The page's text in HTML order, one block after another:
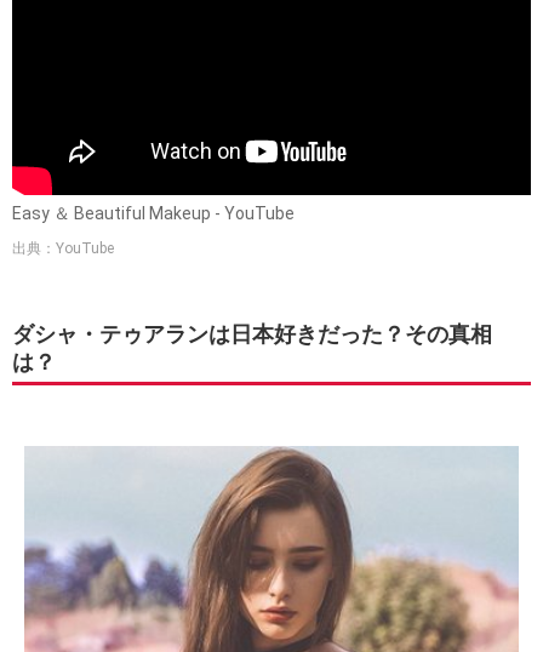
Easy ＆ Beautiful Makeup - YouTube
出典：YouTube
ダシャ・テゥアランは日本好きだった？その真相
は？